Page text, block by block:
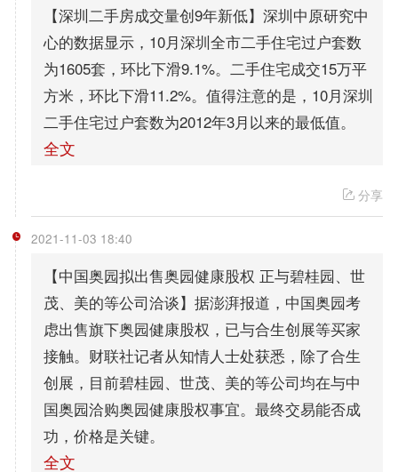
【深圳二手房成交量创9年新低】深圳中原研究中
心的数据显示，10月深圳全市二手住宅过户套数
为1605套，环比下滑9.1%。二手住宅成交15万平
方米，环比下滑11.2%。值得注意的是，10月深圳
二手住宅过户套数为2012年3月以来的最低值。
全文
分享
2021-11-03 18:40
【中国奥园拟出售奥园健康股权 正与碧桂园、世
茂、美的等公司洽谈】据澎湃报道，中国奥园考
虑出售旗下奥园健康股权，已与合生创展等买家
接触。财联社记者从知情人士处获悉，除了合生
创展，目前碧桂园、世茂、美的等公司均在与中
国奥园洽购奥园健康股权事宜。最终交易能否成
功，价格是关键。
全文